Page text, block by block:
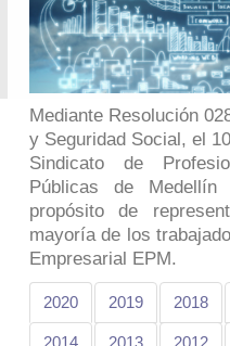
Mediante Resolución
y Seguridad Social, el
Sindicato de
Públicas de Medellín
propósito de
mayoría de los
Empresarial EPM.
2020 2019 2018
2014 2013 2012